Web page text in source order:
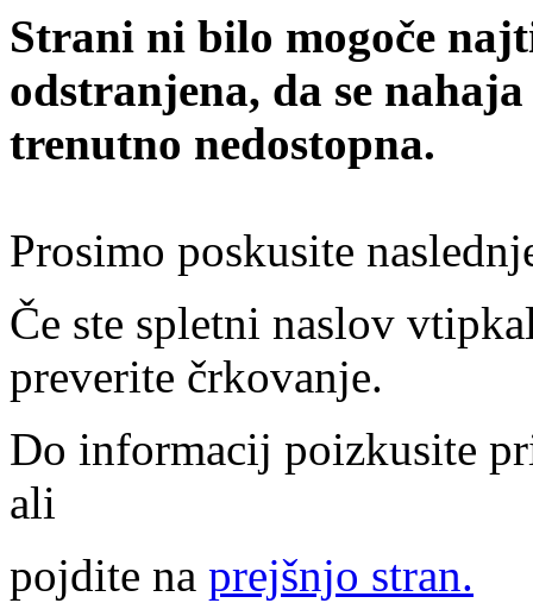
Strani ni bilo mogoče
odstranjena, da se
trenutno nedostopna.
Prosimo poskusite
Če ste spletni naslov
preverite črkovanje.
Do informacij poizkusite
ali
pojdite na prejšnjo stran.